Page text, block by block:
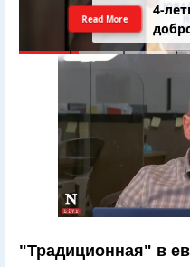
4-
Read More
"Традиционная" в